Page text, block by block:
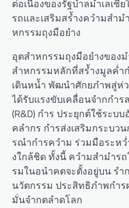
ต่อเนื่องของรัฐบำลมำเลเ
รถและเสริมสร้ำงควำมสำ
หกรรมถุงมือยำง
อุตสำหกรรมถุงมือยำงของ
สำหกรรมหลักที่สร้ำงมูลค่ำ
เดินหน้ำ พัฒนำศักยภำพสู่ห่
ได้รับแรงขับเคลื่อนจำกกำ
(R&D) กำร ประยุกต์ใช้ระ
คลำกร กำรส่งเสริมกระบว
รณำกำรควำม ร่วมมือระห
งใกล้ชิด ทั้งนี้ ควำมสำมำร
รมในอนำคตจะตั้งอยู่บน ร
นวัตกรรม ประสิทธิภำพกำ
มั่นจำกตลำดโลก